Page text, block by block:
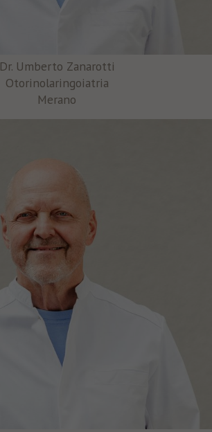
Dr. Umberto Zanarotti
Otorinolaringoiatria
Merano